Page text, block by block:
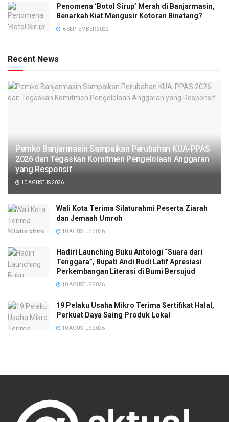
Penomena ‘Botol Sirup’ Merah di Banjarmasin,
Benarkah Kiat Mengusir Kotoran Binatang?
6 SEPTEMBER 2022
Recent News
Pemko Banjarmasin Sampaikan Perubahan KUA-PPAS
2026 dan Tegaskan Komitmen Pengelolaan Anggaran
yang Responsif
10 AGUSTUS 2026
Wali Kota Terima Silaturahmi Peserta Ziarah
dan Jemaah Umroh
10 AGUSTUS 2026
Hadiri Launching Buku Antologi “Suara dari
Tenggara”, Bupati Andi Rudi Latif Apresiasi
Perkembangan Literasi di Bumi Bersujud
10 AGUSTUS 2026
19 Pelaku Usaha Mikro Terima Sertifikat Halal,
Perkuat Daya Saing Produk Lokal
10 AGUSTUS 2026